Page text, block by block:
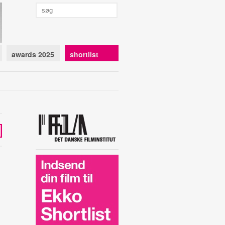
awards 2025 shortlist